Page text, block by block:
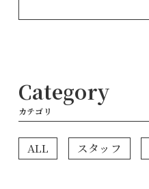
ならクリエイト伸
Category
カテゴリ
ALL スタッフ